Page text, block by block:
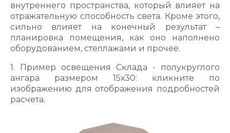
внутреннего пространства, который влияет на
отражательную способность света. Кроме этого,
сильно влияет на конечный результат –
планировка помещения, как оно наполнено
оборудованием, стеллажами и прочее.
1. Пример освещения Склада - полукруглого
ангара размером 15х30: кликните по
изображению для отображения подробностей
расчета.